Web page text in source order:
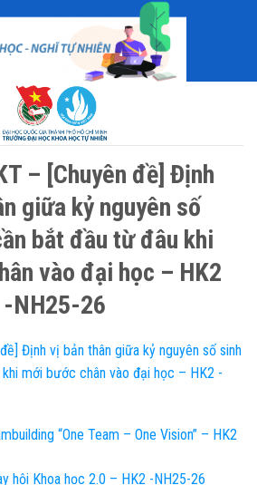
– [Chuyên đề] Định
giữa kỷ nguyên số
bắt đầu từ đâu khi
vào đại học – HK2
-NH25-26
Định vị bản thân giữa kỷ nguyên số sinh
mới bước chân vào đại học – HK2 -
“One Team – One Vision” – HK2
hội Khoa học 2.0 – HK2 -NH25-26